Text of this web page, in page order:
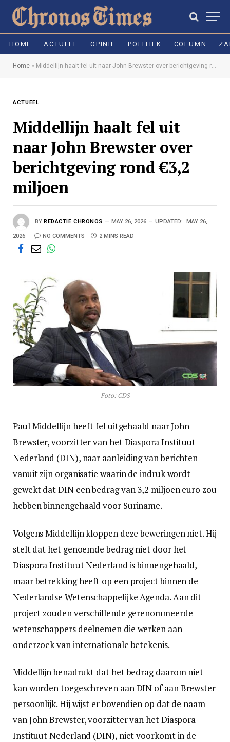
HOME ACTUEEL OPINIE POLITIEK COLUMN
Home » Middellijn haalt fel uit naar John Brewster over berichtgeving rond €3,2 miljoen
ACTUEEL
Middellijn haalt fel uit
naar John Brewster over
berichtgeving rond €3,2
miljoen
BY REDACTIE CHRONOS MAY 26, 2026 UPDATED: MAY 26,
2026 NO COMMENTS 2 MINS READ
Foto: CDS
Paul Middellijn heeft fel uitgehaald naar John
Brewster, voorzitter van het Diaspora Instituut
Nederland (DIN), naar aanleiding van berichten
vanuit zijn organisatie waarin de indruk wordt
gewekt dat DIN een bedrag van 3,2 miljoen euro zou
hebben binnengehaald voor Suriname.
Volgens Middellijn kloppen deze beweringen niet. Hij
stelt dat het genoemde bedrag niet door het
Diaspora Instituut Nederland is binnengehaald,
maar betrekking heeft op een project binnen de
Nederlandse Wetenschappelijke Agenda. Aan dit
project zouden verschillende gerenommeerde
wetenschappers deelnemen die werken aan
onderzoek van internationale betekenis.
Middellijn benadrukt dat het bedrag daarom niet
kan worden toegeschreven aan DIN of aan Brewster
persoonlijk. Hij wijst er bovendien op dat de naam
van John Brewster, voorzitter van het Diaspora
Instituut Nederland (DIN), niet voorkomt in de